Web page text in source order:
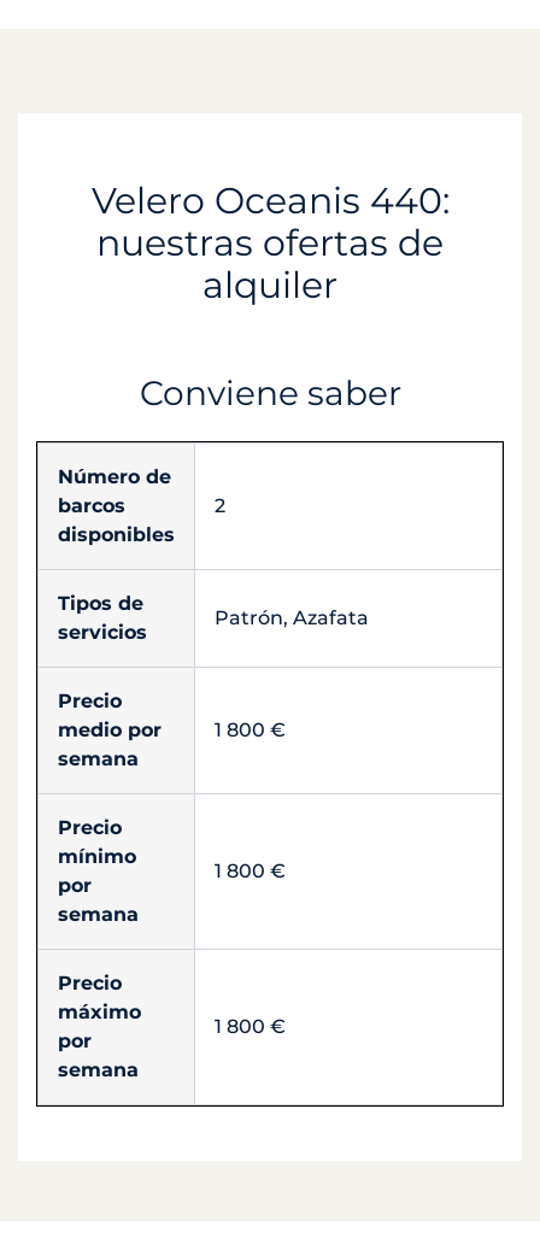
Velero Oceanis 440:
nuestras ofertas de
alquiler
Conviene saber
Número de
barcos
disponibles
2
Tipos de
servicios
Patrón, Azafata
Precio
medio por
semana
1 800 €
Precio
mínimo
por
semana
1 800 €
Precio
máximo
por
semana
1 800 €